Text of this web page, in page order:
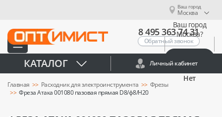
Ваш город
Москва
Ваш город
Москва?
Нет
8 495 363 74 31
Обратный звонок
КАТАЛОГ Личный кабинет
Главная Расходник для электроинструмента
Фрезы
Фреза Атака 001080 пазовая прямая D8/ф8/H20